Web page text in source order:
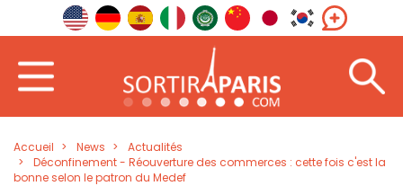
Accueil News
Actualités
Déconfinement - Réouverture des commerces : cette fois c'est la
bonne selon le patron du Medef